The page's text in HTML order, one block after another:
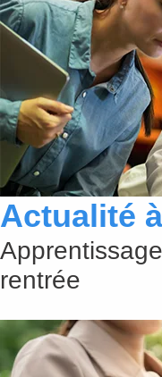
Actualité
rentrée